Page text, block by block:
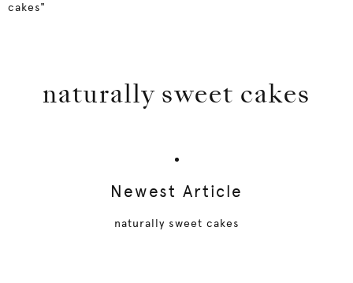
cakes"
naturally sweet cakes
Newest Article
naturally sweet cakes